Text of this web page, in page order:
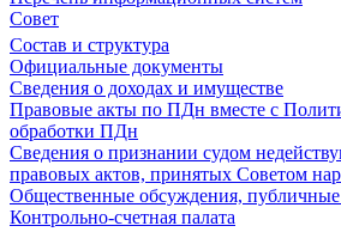
Совет
Состав и структура
Официальные документы
Сведения о доходах и имуществе
Правовые акты по ПДн вместе с
обработки ПДн
Сведения о признании судом
правовых актов, принятых Советом
Общественные обсуждения,
Контрольно-счетная палата